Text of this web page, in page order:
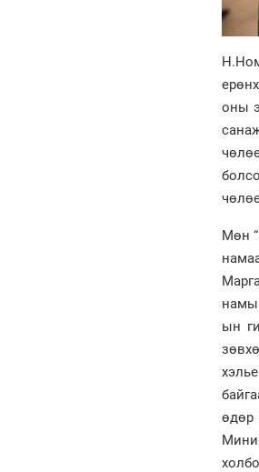
оны
Мөн
ын
өдөр